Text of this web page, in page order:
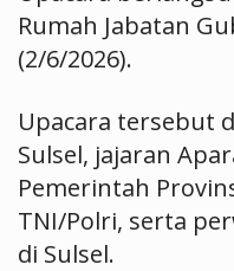
Rumah Jabatan
(2/6/2026).
Upacara tersebut
Sulsel, jajaran
Pemerintah
TNI/Polri, serta
di Sulsel.